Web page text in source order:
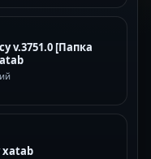
v.3751.0 [Папка
xatab